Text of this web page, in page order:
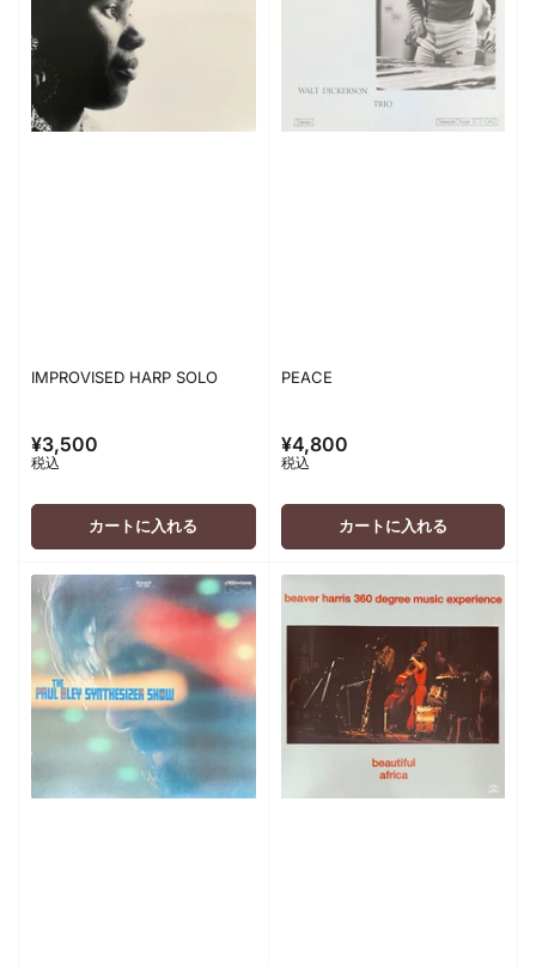
IMPROVISED HARP SOLO
通
常
価
¥3,500
税込
カートに入れる
PEACE
通
常
価
¥4,800
税込
カートに入れる